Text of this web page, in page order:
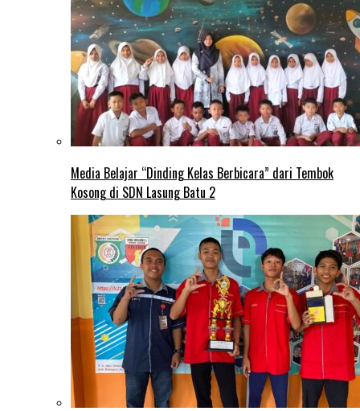
Media Belajar “Dinding Kelas Berbicara” dari Tembok
Kosong di SDN Lasung Batu 2